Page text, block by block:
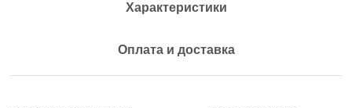
Характеристики
Оплата и доставка